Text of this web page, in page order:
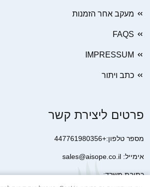
מעקב אחר הזמנות
FAQS
IMPRESSUM
כתב ויתור
פרטים ליצירת קשר
מספר טלפון:+447761980356
אימייל: sales@aisope.co.il
כתובת משרד: